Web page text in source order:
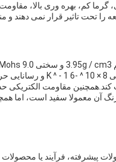
کم، بهره وری بالا،
تحت تاثیر قرار نمی دهند و
و شاخص شکستگی آن 1 است.76رنگ آن
پیشرفته، فرآیند یا